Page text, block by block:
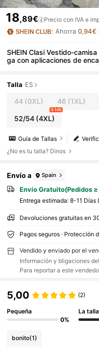
18,89€ Precio con IVA e
Ahorra0,94€
SHEIN Clasi Vestido-
ga con aplicaciones de
Talla ES
44(0XL) 46 (1XL)
52/54(4XL)
6 left
Guía de Tallas
¿No es tu talla? Dinos
Envío a Spain
Envío Gratuito(Pedidos
Entrega estimada: 8-11 Días
Devoluciones gratuitas en
Pagos seguros · Protección
Vendido y enviado por el
Información y bligaciones
Para reportar a este
5,00 (2)
Pequeña
0%
La
bonito(1)